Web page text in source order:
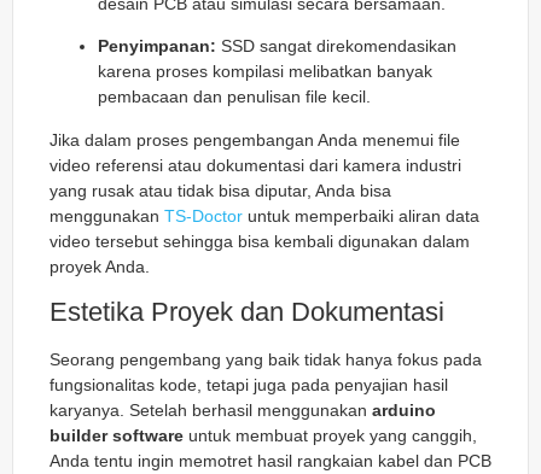
Penyimpanan: SSD sangat direkomendasikan
karena proses kompilasi melibatkan banyak
pembacaan dan penulisan file kecil.
Jika dalam proses pengembangan Anda menemui file
video referensi atau dokumentasi dari kamera industri
yang rusak atau tidak bisa diputar, Anda bisa
menggunakan TS-Doctor untuk memperbaiki aliran data
video tersebut sehingga bisa kembali digunakan dalam
proyek Anda.
Estetika Proyek dan Dokumentasi
Seorang pengembang yang baik tidak hanya fokus pada
fungsionalitas kode, tetapi juga pada penyajian hasil
karyanya. Setelah berhasil menggunakan arduino
builder software untuk membuat proyek yang canggih,
Anda tentu ingin memotret hasil rangkaian kabel dan PCB